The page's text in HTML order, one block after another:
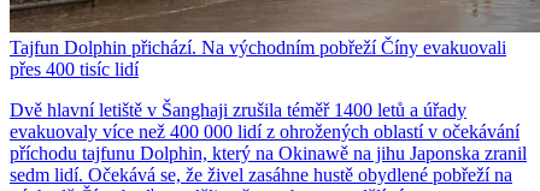
Tajfun Dolphin přichází. Na východním pobřeží Číny evakuovali
přes 400 tisíc lidí
Dvě hlavní letiště v Šanghaji zrušila téměř 1400 letů a úřady
evakuovaly více než 400 000 lidí z ohrožených oblastí v očekávání
příchodu tajfunu Dolphin, který na Okinawě na jihu Japonska zranil
sedm lidí. Očekává se, že živel zasáhne hustě obydlené pobřeží na